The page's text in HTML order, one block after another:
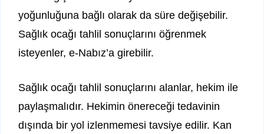
yoğunluğuna bağlı olarak da süre değişebilir.
Sağlık ocağı tahlil sonuçlarını öğrenmek
isteyenler, e-Nabız’a girebilir.
Sağlık ocağı tahlil sonuçlarını alanlar, hekim ile
paylaşmalıdır. Hekimin önereceği tedavinin
dışında bir yol izlenmemesi tavsiye edilir. Kan